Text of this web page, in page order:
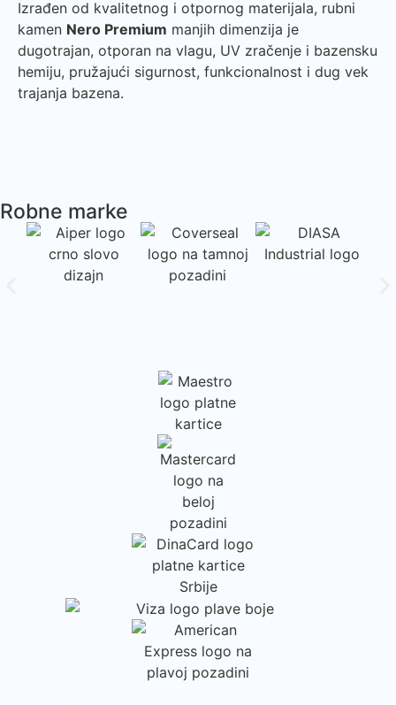
Izrađen od kvalitetnog i otpornog materijala, rubni
kamen Nero Premium manjih dimenzija je
dugotrajan, otporan na vlagu, UV zračenje i bazensku
hemiju, pružajući sigurnost, funkcionalnost i dug vek
trajanja bazena.
Robne marke